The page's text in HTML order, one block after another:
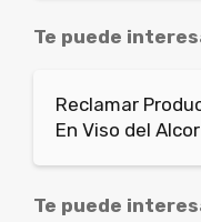
Te puede
Reclamar
En Viso del
Te puede